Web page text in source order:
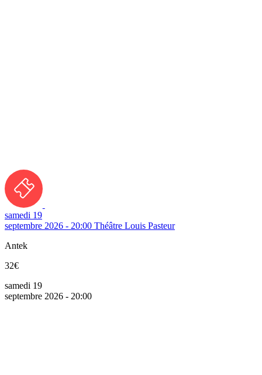
samedi 19
septembre 2026 - 20:00 Théâtre Louis Pasteur
Antek
32€
samedi 19
septembre 2026 - 20:00